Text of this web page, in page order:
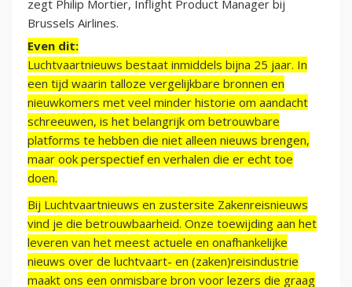
zegt Philip Mortier, Inflight Product Manager bij
Brussels Airlines.
Even dit:
Luchtvaartnieuws bestaat inmiddels bijna 25 jaar. In
een tijd waarin talloze vergelijkbare bronnen en
nieuwkomers met veel minder historie om aandacht
schreeuwen, is het belangrijk om betrouwbare
platforms te hebben die niet alleen nieuws brengen,
maar ook perspectief en verhalen die er echt toe
doen.
Bij Luchtvaartnieuws en zustersite Zakenreisnieuws
vind je die betrouwbaarheid. Onze toewijding aan het
leveren van het meest actuele en onafhankelijke
nieuws over de luchtvaart- en (zaken)reisindustrie
maakt ons een onmisbare bron voor lezers die graag